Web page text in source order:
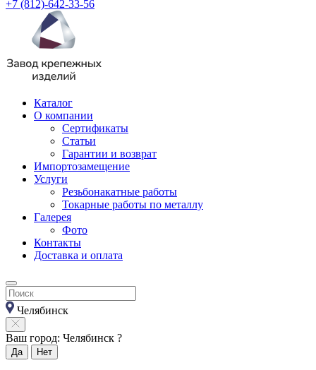
+7 (812)-642-33-56
Каталог
О компании
Сертификаты
Статьи
Гарантии и возврат
Импортозамещение
Услуги
Резьбонакатные работы
Токарные работы по металлу
Галерея
Фото
Контакты
Доставка и оплата
Челябинск
Ваш город: Челябинск ?
Да Нет